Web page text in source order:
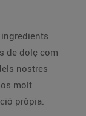
de dolç com
nostres
molt
pròpia.